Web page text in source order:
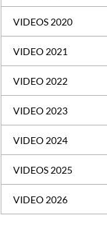
VIDEOS 2020
VIDEO 2021
VIDEO 2022
VIDEO 2023
VIDEO 2024
VIDEOS 2025
VIDEO 2026